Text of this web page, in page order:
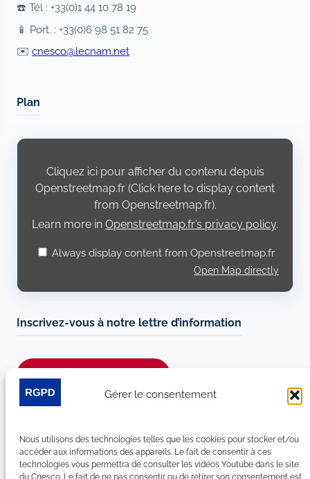
Gérer le consentement
Nous utilisons des technologies telles que les cookies pour stocker et/ou
accéder aux informations des appareils. Le fait de consentir à ces
technologies vous permettra de consulter les vidéos Youtube dans le site
du Cnesco. Le fait de ne pas consentir ou de retirer son consentement est
☎️ Tél : +33(0)1 44 10 78 19
📱 Port. : +33(0)6 98 51 82 75
✉️ cnesco@lecnam.net
Plan
Display
Openstreetmap.fr
Cliquez ici pour afficher du contenu depuis
Openstreetmap.fr (Click here to display content
from Openstreetmap.fr).
Learn more in Openstreetmap.fr’s privacy policy.
Always display content from Openstreetmap.fr
Open Map directly
Inscrivez-vous à notre lettre d’information
LinkedIn
YouTube
Facebook
Bluesky